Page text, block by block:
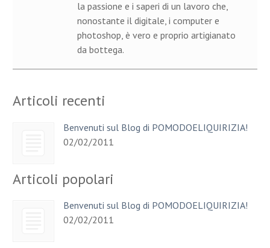
la passione e i saperi di un lavoro che,
nonostante il digitale, i computer e
photoshop, è vero e proprio artigianato
da bottega.
Articoli recenti
Benvenuti sul Blog di POMODOELIQUIRIZIA!
02/02/2011
Articoli popolari
Benvenuti sul Blog di POMODOELIQUIRIZIA!
02/02/2011